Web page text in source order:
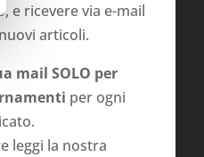
e ricevere via e-mail
articoli.
mail SOLO per
per ogni
leggi la nostra